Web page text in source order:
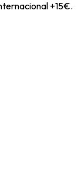
+15€.